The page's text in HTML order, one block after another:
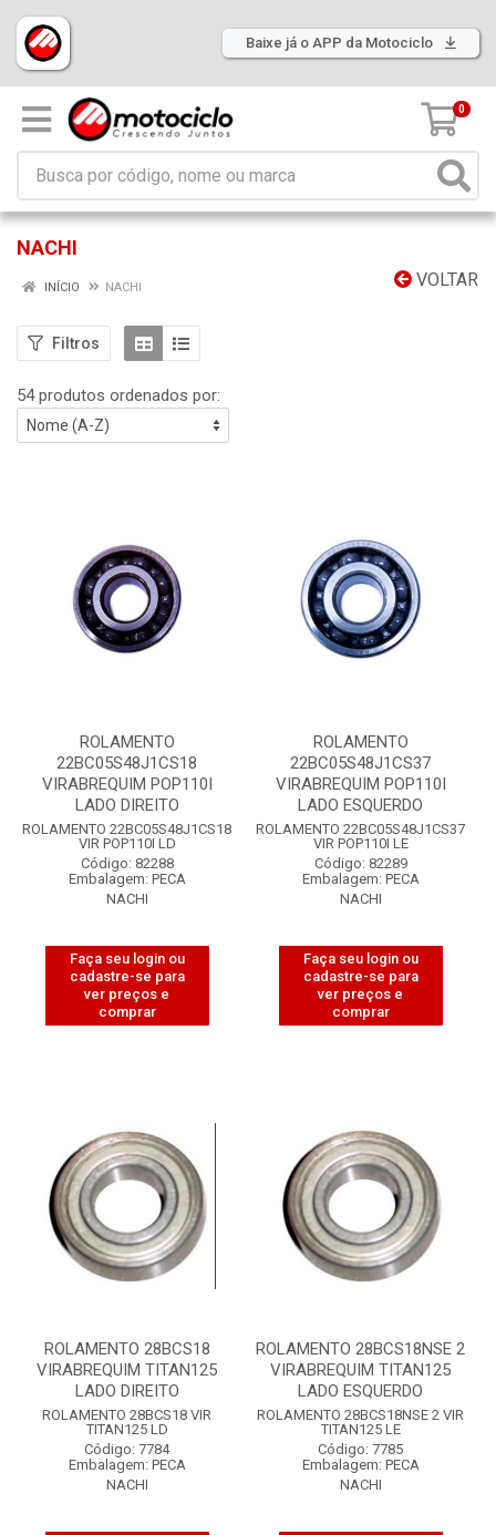
Baixe já o APP da Motociclo
0
NACHI
VOLTAR
INÍCIO NACHI
Filtros
54 produtos ordenados por:
ROLAMENTO
22BC05S48J1CS18
VIRABREQUIM POP110I
LADO DIREITO
ROLAMENTO 22BC05S48J1CS18
VIR POP110I LD
Código: 82288
Embalagem: PECA
NACHI
Faça seu login ou
cadastre-se para
ver preços e
comprar
ROLAMENTO
22BC05S48J1CS37
VIRABREQUIM POP110I
LADO ESQUERDO
ROLAMENTO 22BC05S48J1CS37
VIR POP110I LE
Código: 82289
Embalagem: PECA
NACHI
Faça seu login ou
cadastre-se para
ver preços e
comprar
ROLAMENTO 28BCS18
VIRABREQUIM TITAN125
LADO DIREITO
ROLAMENTO 28BCS18 VIR
TITAN125 LD
Código: 7784
Embalagem: PECA
NACHI
ROLAMENTO 28BCS18NSE 2
VIRABREQUIM TITAN125
LADO ESQUERDO
ROLAMENTO 28BCS18NSE 2 VIR
TITAN125 LE
Código: 7785
Embalagem: PECA
NACHI